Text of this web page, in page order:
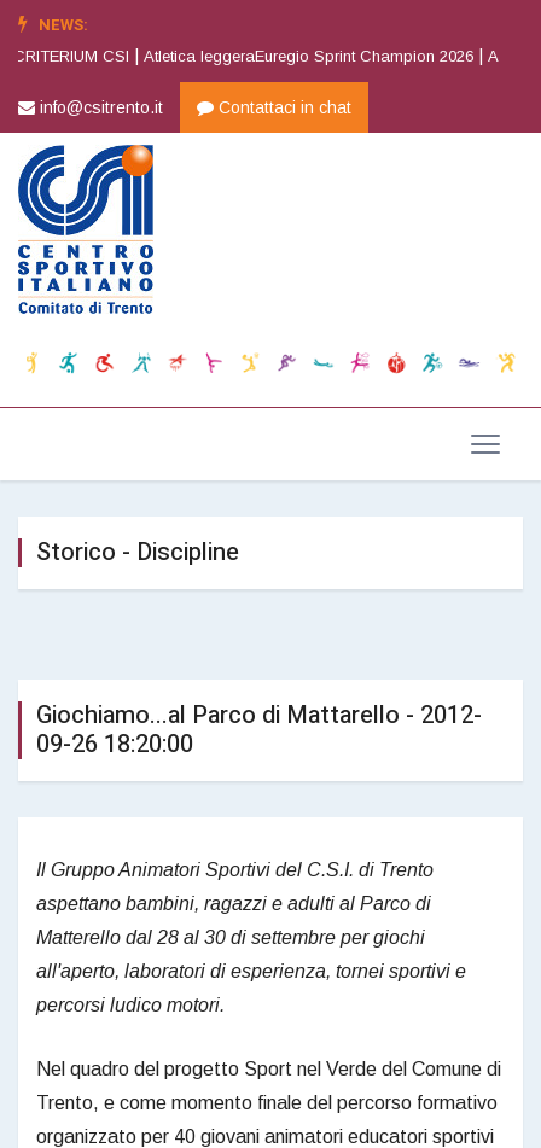
NEWS:
CSI |Atletica leggeraEuregio Sprint Champion 2026 |Atletica
info@csitrento.it Contattaci in chat
Storico - Discipline
Giochiamo...al Parco di Mattarello - 2012-
09-26 18:20:00
Il Gruppo Animatori Sportivi del C.S.I. di Trento
aspettano bambini, ragazzi e adulti al Parco di
Matterello dal 28 al 30 di settembre per giochi
all'aperto, laboratori di esperienza, tornei sportivi e
percorsi ludico motori.
Nel quadro del progetto Sport nel Verde del Comune di
Trento, e come momento finale del percorso formativo
organizzato per 40 giovani animatori educatori sportivi